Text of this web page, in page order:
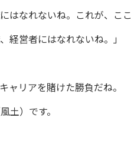
はなれないね。これが、こ
経営者にはなれないね。」
ャリアを賭けた勝負だね。
土）です。